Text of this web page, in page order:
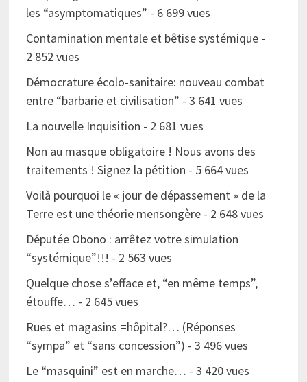
les “asymptomatiques” - 6 699 vues
Contamination mentale et bêtise systémique-
2 852 vues
Démocrature écolo-sanitaire: nouveau combat
entre “barbarie et civilisation” - 3 641 vues
La nouvelle Inquisition - 2 681 vues
Non au masque obligatoire ! Nous avons des
traitements ! Signez la pétition - 5 664 vues
Voilà pourquoi le « jour de dépassement » de la
Terre est une théorie mensongère- 2 648 vues
Députée Obono : arrêtez votre simulation
“systémique”!!! - 2 563 vues
Quelque chose s’efface et, “en même temps”,
étouffe… - 2 645 vues
Rues et magasins =hôpital?… (Réponses
“sympa” et “sans concession”) - 3 496 vues
Le “masquini” est en marche… - 3 420 vues